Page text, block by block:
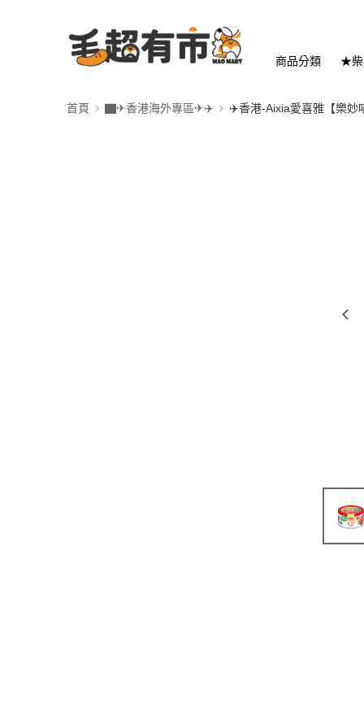
商品分類 ★柴
首頁 ▇✈香港海外專區✈✈️ ✈️香港-Aixia愛喜雅【樂妙